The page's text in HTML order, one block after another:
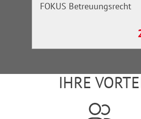
FOKUS Betreuungsrecht
IHRE